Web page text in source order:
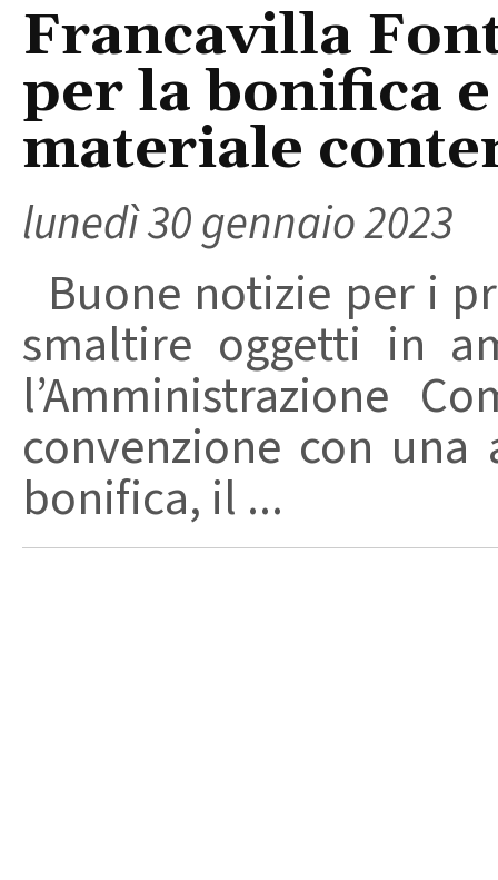
Francavilla
per la bonifica
materiale
lunedì 30 gennaio 2023
Buone notizie per i
smaltire oggetti in
l’Amministrazione
convenzione con una
bonifica, il ...